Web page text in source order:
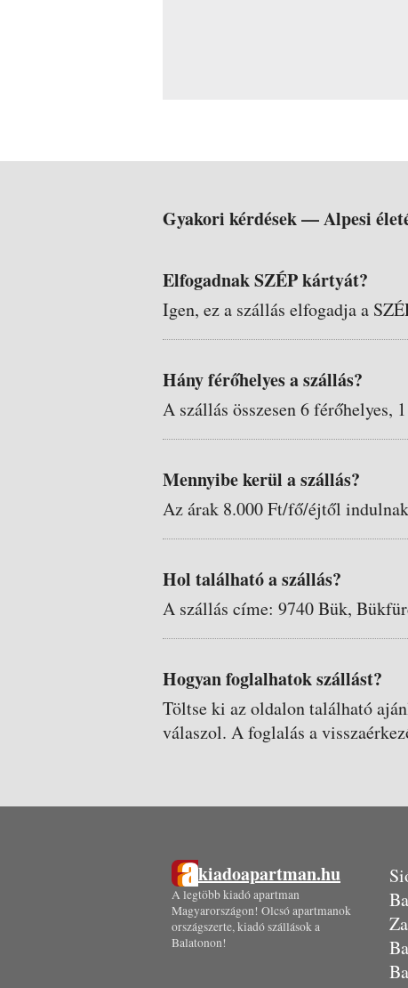
Gyakori kérdések —Alpesi
Elfogadnak SZÉP kártyát?
Igen, ez a szállás elfogadja a
Hány férőhelyes a szállás?
A szállás összesen 6 férőhelyes,
Mennyibe kerül a szállás?
Az árak 8.000 Ft/fő/éjtől
Hol található a szállás?
A szállás címe: 9740 Bük,
Hogyan foglalhatok szállást?
Töltse ki az oldalon található
válaszol. A foglalás a
kiadoapartman.hu
A legtöbb kiadó apartman
Magyarországon! Olcsó apartmanok
országszerte, kiadó szállások a
Balatonon!